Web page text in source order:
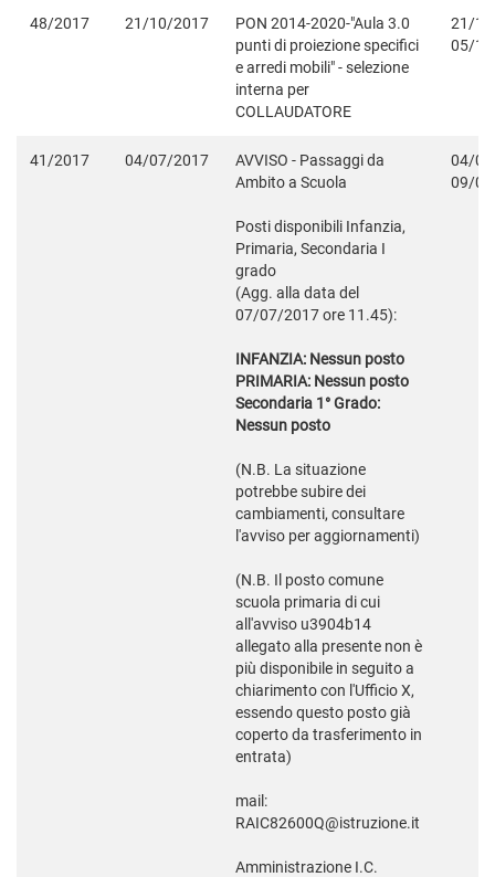
48/2017 21/10/2017
PON 2014-2020-"Aula 3.0
punti di proiezione specifici
e arredi mobili" - selezione
interna per
COLLAUDATORE
21/
05/
41/2017 04/07/2017
AVVISO - Passaggi da
Ambito a Scuola
Posti disponibili Infanzia,
Primaria, Secondaria I
grado
(Agg. alla data del
07/07/2017 ore 11.45):
INFANZIA: Nessun posto
PRIMARIA: Nessun posto
Secondaria 1° Grado:
Nessun posto
(N.B. La situazione
potrebbe subire dei
cambiamenti, consultare
l'avviso per aggiornamenti)
(N.B. Il posto comune
scuola primaria di cui
all'avviso u3904b14
allegato alla presente non è
più disponibile in seguito a
chiarimento con l'Ufficio X,
essendo questo posto già
coperto da trasferimento in
entrata)
mail:
RAIC82600Q@istruzione.it
Amministrazione I.C.
04/
09/